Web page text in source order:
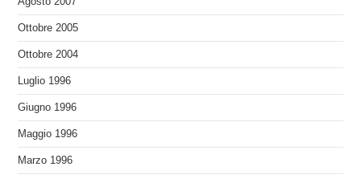
Ottobre 2005
Ottobre 2004
Luglio 1996
Giugno 1996
Maggio 1996
Marzo 1996